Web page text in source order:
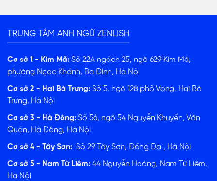
TRUNG TÂM ANH NGỮ ZENLISH
Cơ sở 1 - Kim Mã: Số 22A ngách 25, ngõ 629 Kim Mã,
phường Ngọc Khánh, Ba Đình, Hà Nội
Cơ sở 2 - Hai Bà Trưng: Số 5, ngõ 128 phố Vọng, Hai Bà
Trưng, Hà Nội
Cơ sở 3 - Hà Đông: Số 56, ngõ 54 Nguyễn Khuyến, Văn
Quán, Hà Đông, Hà Nội
Cơ sở 4 - Tây Sơn: Số 29 Tây Sơn, Đống Đa , Hà Nội
Cơ sở 5 - Nam Từ Liêm: 44 Nguyễn Hoàng, Nam Từ Liêm,
Hà Nội